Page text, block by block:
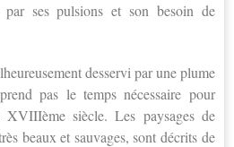
ses pulsions et son besoin de
desservi par une plume
pas le temps nécessaire pour
XVIIIème siècle. Les paysages de
beaux et sauvages, sont décrits de